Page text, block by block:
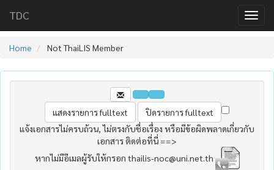
TDC
Home Not ThaiLIS Member
แจ้งเอกสารไม่ครบถ้วน, ไม่ตรงกับชื่อเรื่อง หรือมีข้อผิดพลาดเกี่ยวกับ
เอกสาร ติดต่อที่นี่ ==>
หากไม่มีอีเมลผู้รับให้กรอก thailis-noc@uni.net.th